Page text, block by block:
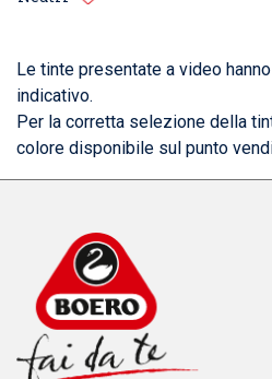
Le tinte presentate a video
indicativo.
Per la corretta selezione della
colore disponibile sul punto